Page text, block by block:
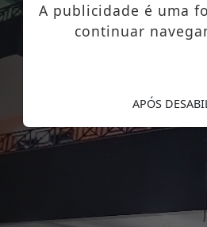
A publicidade é uma
continuar
APÓS